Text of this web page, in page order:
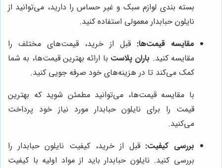
بسته بندی لوازم سبک و غیر حساس را دارید، می‌توانید از
نایلون حبابدار معمولی استفاده کنید.
مقایسه قیمت‌ها: قبل از خرید، قیمت‌های مختلف را
مقایسه کنید. باران پلاست با ارائه بهترین قیمت‌ها، به شما
کمک می‌کند تا در هزینه‌های خود صرفه جویی کنید.
با مقایسه قیمت‌ها، می‌توانید مطمئن شوید که بهترین
قیمت را برای نایلون حبابدار مورد نیاز خود پرداخت
می‌کنید.
بررسی کیفیت: قبل از خرید، کیفیت نایلون حبابدار را
بررسی کنید. نایلون حبابدار باید از مواد اولیه با کیفیت